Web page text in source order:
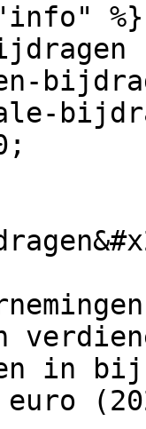
%}
in
euro